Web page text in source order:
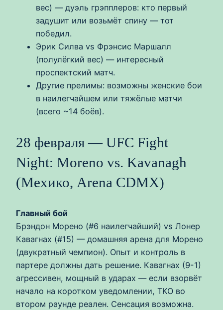
вес) — дуэль грэпплеров: кто первый
задушит или возьмёт спину — тот
победил.
Эрик Силва vs Фрэнсис Маршалл
(полулёгкий вес) — интересный
проспектский матч.
Другие прелимы: возможны женские бои
в наилегчайшем или тяжёлые матчи
(всего ~14 боёв).
28 февраля — UFC Fight
Night: Moreno vs. Kavanagh
(Мехико, Arena CDMX)
Главный бой
Брэндон Морено (#6 наилегчайший) vs Лонер
Кавагнах (#15) — домашняя арена для Морено
(двукратный чемпион). Опыт и контроль в
партере должны дать решение. Кавагнах (9-1)
агрессивен, мощный в ударах — если взорвёт
начало на коротком уведомлении, TKO во
втором раунде реален. Сенсация возможна.